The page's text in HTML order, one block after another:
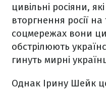
цивільні росіяни,
вторгнення росії
соцмережах вони
обстрілюють
гинуть мирні
Однак Ірину Шейк